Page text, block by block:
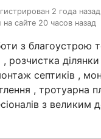
2 года назад
на сайте 20 часов назад
з благоустрою
розчистка ділянки
септиків ,
, тротуарна
з великим